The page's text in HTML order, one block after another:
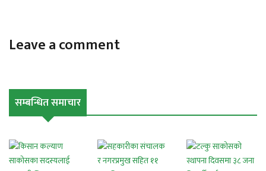
Leave a comment
सम्बन्धित समाचार